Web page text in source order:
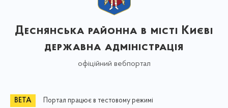
Деснянська районна в місті Києві
державна адміністрація
офіційний вебпортал
Портал працює в тестовому режимі